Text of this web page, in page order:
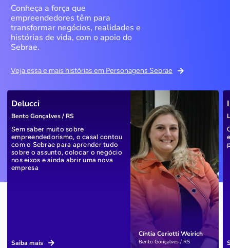
Conheça a força que
empreendedores têm para
transformar negócios, realidades e
histórias de vida, com o apoio do
Sebrae.
Veja essa e mais histórias em Personagens Sebrae
Cíntia Ceriotti Weirich
Bento Gonçalves / RS
Delucci
Bento Gonçalves / RS
Sem saber muito sobre
empreendedorismo, o casal contou
com o Sebrae para aprender tudo
sobre o assunto, colocar o negócio
nos eixos e ainda abrir uma nova
empresa
Saiba mais